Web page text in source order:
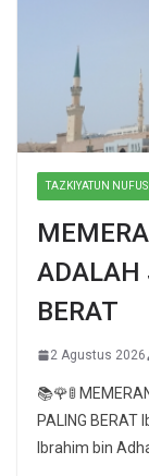
TAZKIYATUN NUFUS
ADALAH
BERAT
2 Agustus 2026
📚🌹🚦
PALING
Ibrahim bin